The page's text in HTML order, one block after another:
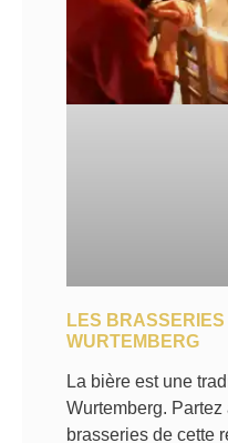
LES
WURTEMBERG
La bière est une
Wurtemberg.
brasseries de cette